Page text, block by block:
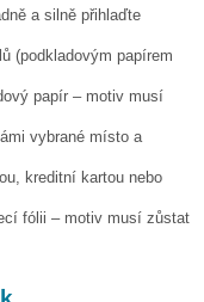
a silně přihlaďte
(podkladovým papírem
papír – motiv musí
vybrané místo a
kreditní kartou nebo
fólii – motiv musí zůstat